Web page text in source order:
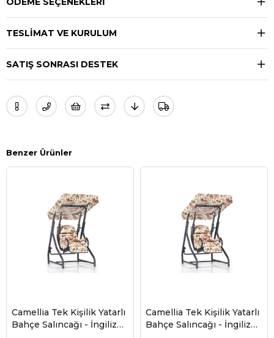
TESLIMAT VE KURULUM
SATIŞ SONRASI DESTEK
Benzer Ürünler
Camellia Tek Kişilik Yatarlı
Bahçe Salıncağı - İngiliz
Camellia Tek Kişilik Yatarlı
Bahçe Salıncağı - İngiliz